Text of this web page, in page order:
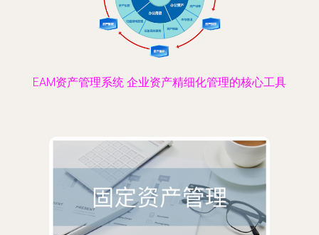
EAM资产管理系统 企业资产精细化管理的核心工具